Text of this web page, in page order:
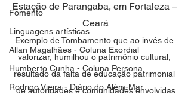
Fomento
Linguagens artísticas
Allan Magalhães - Coluna Exordial
Humberto Cunha - Coluna Persona
Rodrigo Vieira - Diário do Além-Mar
Estação de Parangaba, em Fortaleza –
Ceará
Exemplo de Tombamento que ao invés de
valorizar, humilhou o patrimônio cultural,
resultado da falta de educação patrimonial
de autoridades e comunidades envolvidas